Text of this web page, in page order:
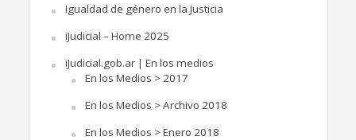
Igualdad de género en la Justicia
iJudicial – Home 2025
iJudicial.gob.ar | En los medios
En los Medios > 2017
En los Medios > Archivo 2018
En los Medios > Enero 2018